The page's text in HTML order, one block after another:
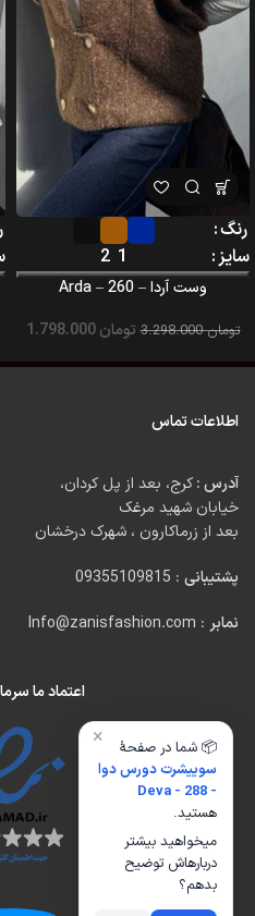
رنگ
سایز
1
2
وست آردا – 260 – Arda
تومان3.298.000 تومان1.798.000
اطلاعات تماس
آدرس :کرج، بعد از پل کردان،
خیابان شهید مرغک
بعد از زرماکارون ، شهرک درخشان
پشتیبانی : 09355109815
نمابر : Info@zanisfashion.com
اعتماد ما
×
📦 شما در صفحهٔ
سوییشرت دورس دوا
- Deva - 288
هستید.
میخواهید بیشتر
دربارهاش توضیح
بدهم؟